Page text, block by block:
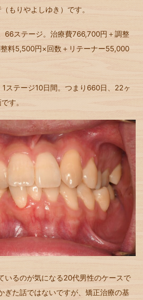
もりやよしゆき）です。
66ステージ。治療費766,700円＋調整
料5,500円×回数＋リテーナー55,000
ステージ10日間。つまり660日、22ヶ
す。
いるのが気になる20代男性のケースで
ぎた話ではないですが、矯正治療の基